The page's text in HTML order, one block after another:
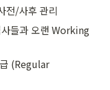
전/사후 관리
들과 오랜 Working
(Regular